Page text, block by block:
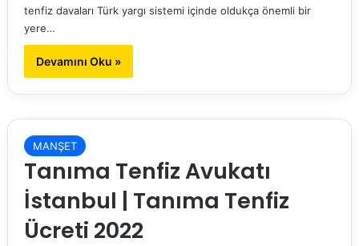
tenfiz davaları Türk yargı sistemi içinde oldukça önemli bir
yere…
Devamını Oku »
MANŞET
Tanıma Tenfiz Avukatı
İstanbul | Tanıma Tenfiz
Ücreti 2022